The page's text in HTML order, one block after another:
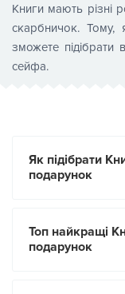
Книги мають різні
скарбничок.
зможете підібрати
сейфа.
Як підібрати
подарунок
Топ найкращі
подарунок